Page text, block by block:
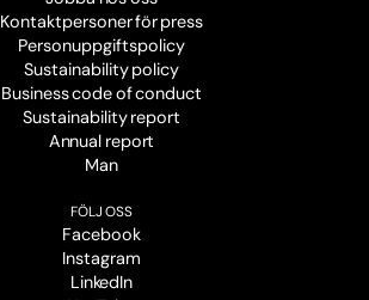
Kontaktpersoner för press
Personuppgiftspolicy
Sustainability policy
Business code of conduct
Sustainability report
Annual report
Man
FÖLJ OSS
Facebook
Instagram
LinkedIn